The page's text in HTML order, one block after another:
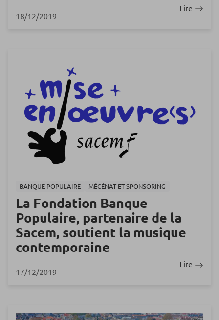
18/12/2019
Lire
BANQUE POPULAIRE MÉCÉNAT ET SPONSORING
La Fondation Banque
Populaire, partenaire de la
Sacem, soutient la musique
contemporaine
17/12/2019
Lire